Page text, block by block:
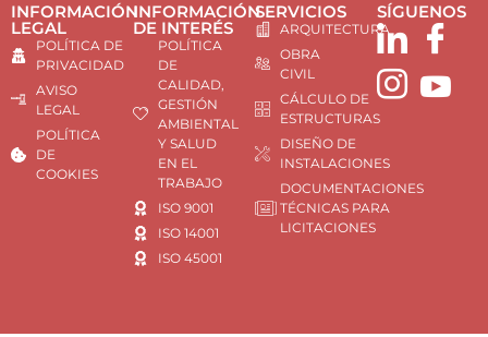
INFORMACIÓN
LEGAL
POLÍTICA DE
PRIVACIDAD
AVISO
LEGAL
POLÍTICA
DE
COOKIES
INFORMACIÓN
DE INTERÉS
POLÍTICA
DE
CALIDAD,
GESTIÓN
AMBIENTAL
Y SALUD
EN EL
TRABAJO
ISO 9001
ISO 14001
ISO 45001
SERVICIOS
ARQUITECTURA
OBRA
CIVIL
CÁLCULO DE
ESTRUCTURAS
DISEÑO DE
INSTALACIONES
DOCUMENTACIONES
TÉCNICAS PARA
LICITACIONES
SÍGUENOS